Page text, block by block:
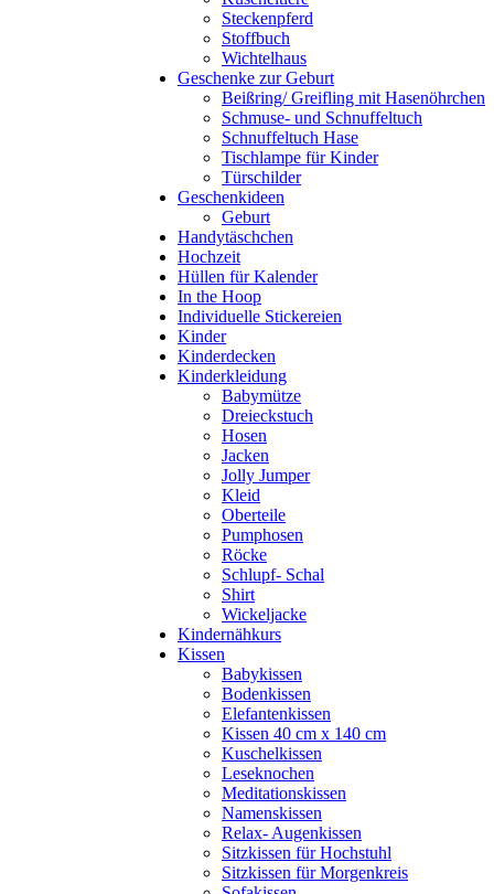
Steckenpferd
Stoffbuch
Wichtelhaus
Geschenke zur Geburt
Beißring/ Greifling mit Hasenöhrchen
Schmuse- und Schnuffeltuch
Schnuffeltuch Hase
Tischlampe für Kinder
Türschilder
Geschenkideen
Geburt
Handytäschchen
Hochzeit
Hüllen für Kalender
In the Hoop
Individuelle Stickereien
Kinder
Kinderdecken
Kinderkleidung
Babymütze
Dreieckstuch
Hosen
Jacken
Jolly Jumper
Kleid
Oberteile
Pumphosen
Röcke
Schlupf- Schal
Shirt
Wickeljacke
Kindernähkurs
Kissen
Babykissen
Bodenkissen
Elefantenkissen
Kissen 40 cm x 140 cm
Kuschelkissen
Leseknochen
Meditationskissen
Namenskissen
Relax- Augenkissen
Sitzkissen für Hochstuhl
Sitzkissen für Morgenkreis